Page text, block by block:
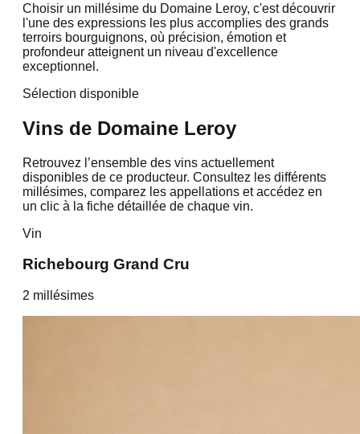
Choisir un millésime du Domaine Leroy, c'est découvrir
l'une des expressions les plus accomplies des grands
terroirs bourguignons, où précision, émotion et
profondeur atteignent un niveau d'excellence
exceptionnel.
Sélection disponible
Vins de Domaine Leroy
Retrouvez l’ensemble des vins actuellement
disponibles de ce producteur. Consultez les différents
millésimes, comparez les appellations et accédez en
un clic à la fiche détaillée de chaque vin.
Vin
Richebourg Grand Cru
2 millésimes